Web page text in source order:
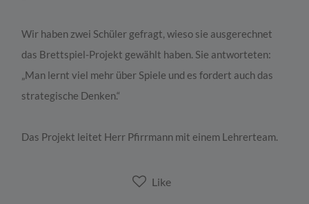
Wir haben zwei Schüler gefragt, wieso sie ausgerechnet
das Brettspiel-Projekt gewählt haben. Sie antworteten:
„Man lernt viel mehr über Spiele und es fordert auch das
strategische Denken.“
Das Projekt leitet Herr Pfirrmann mit einem Lehrerteam.